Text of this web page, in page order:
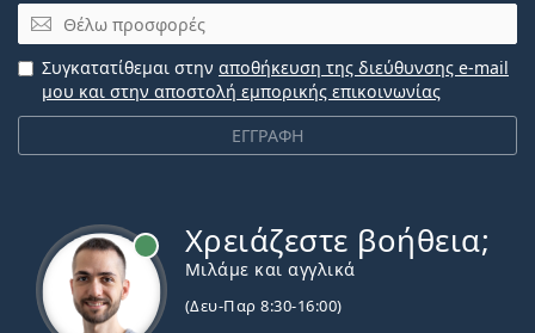
Email
ΕΓΓΡΑΦΗ
Συγκατατίθεμαι στην αποθήκευση της διεύθυνσης e-mail
μου και στην αποστολή εμπορικής επικοινωνίας
Χρειάζεστε βοήθεια;
Μιλάμε και αγγλικά
(Δευ-Παρ 8:30-16:00)